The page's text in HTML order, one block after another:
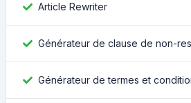
Article Rewriter
Générateur de clause de non-
Générateur de termes et